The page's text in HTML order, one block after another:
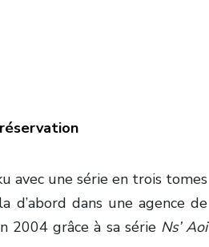
réservation
avec une série en trois tomes
d’abord dans une agence de
2004 grâce à sa série Ns’ Aoi